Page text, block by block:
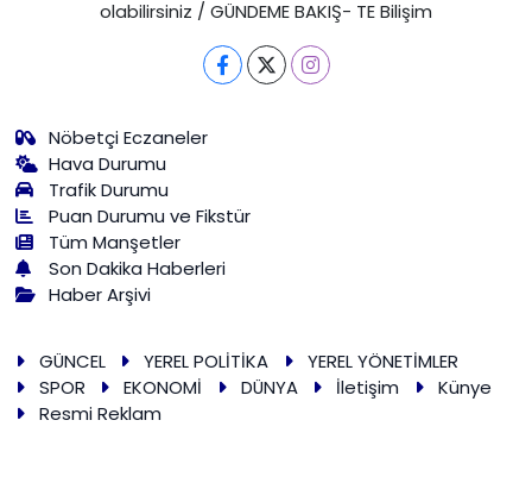
olabilirsiniz / GÜNDEME BAKIŞ- TE Bilişim
Nöbetçi Eczaneler
Hava Durumu
Trafik Durumu
Puan Durumu ve Fikstür
Tüm Manşetler
Son Dakika Haberleri
Haber Arşivi
GÜNCEL YEREL POLİTİKA
YEREL YÖNETİMLER
SPOR
EKONOMİ DÜNYA İletişim
Künye
Resmi Reklam